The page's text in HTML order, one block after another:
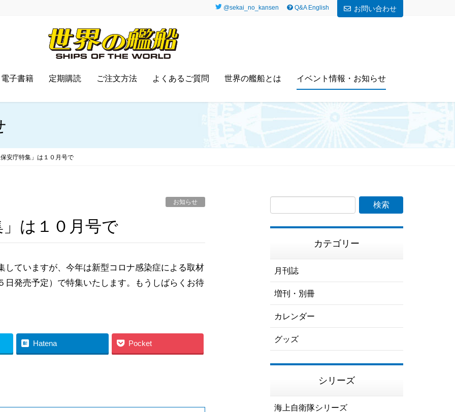
@sekai_no_kansen Q&A English お問い合わせ
電子書籍 定期購読 ご注文方法 よくあるご質問 世界の艦船とは イベント情報・お知らせ
安庁特集」は１０月号で
お知らせ
」は１０月号で
ていますが、今年は新型コロナ感染症による取材
発売予定）で特集いたします。もうしばらくお待
Hatena Pocket
カテゴリー
月刊誌
増刊・別冊
カレンダー
グッズ
シリーズ
海上自衛隊シリーズ